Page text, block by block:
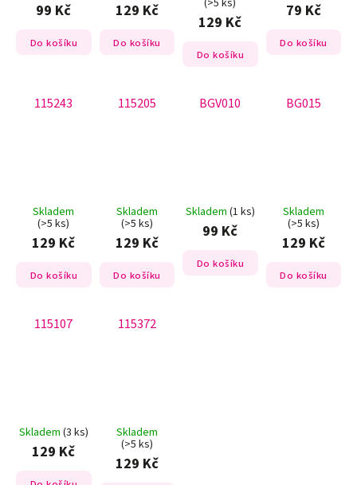
99 Kč
Do košíku
129 Kč
Do košíku
(>5 ks)
129 Kč
Do košíku
79 Kč
Do košíku
Skladem
(>5 ks)
129 Kč
Do košíku
115243
Skladem
(>5 ks)
129 Kč
Do košíku
115205
Skladem (1 ks)
99 Kč
Do košíku
BGV010
Skladem
(>5 ks)
129 Kč
Do košíku
BG015
Skladem (3 ks)
129 Kč
115107
Skladem
(>5 ks)
129 Kč
115372